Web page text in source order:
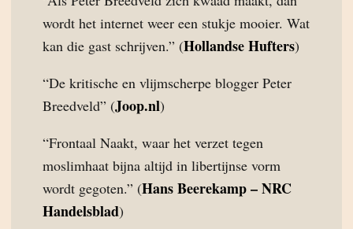
wordt het internet weer een stukje mooier. Wat
kan die gast schrijven.” (Hollandse Hufters)
“De kritische en vlijmscherpe blogger Peter
Breedveld” (Joop.nl)
“Frontaal Naakt, waar het verzet tegen
moslimhaat bijna altijd in libertijnse vorm
wordt gegoten.” (Hans Beerekamp – NRC
Handelsblad)